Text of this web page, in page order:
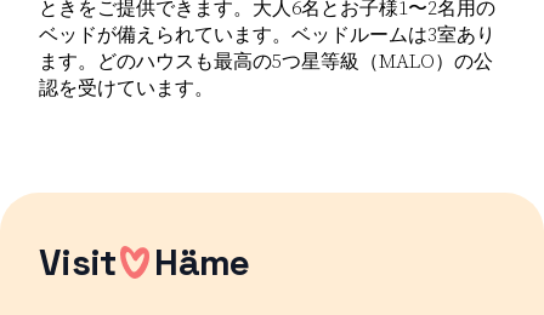
ときをご提供できます。大人6名とお子様1〜2名用の
ベッドが備えられています。ベッドルームは3室あり
ます。どのハウスも最高の5つ星等級（MALO）の公
認を受けています。
Visit Häme